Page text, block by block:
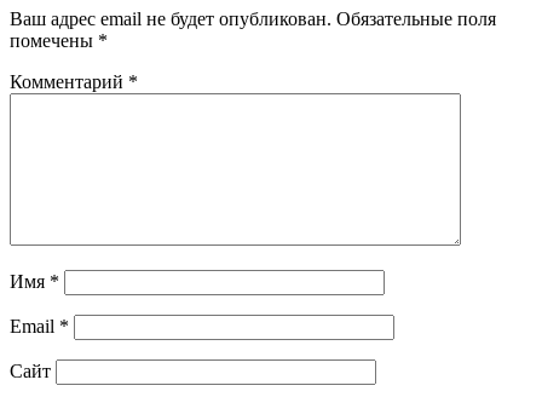
Ваш адрес email не будет опубликован. Обязательные поля
помечены *
Комментарий *
Имя *
Email *
Сайт